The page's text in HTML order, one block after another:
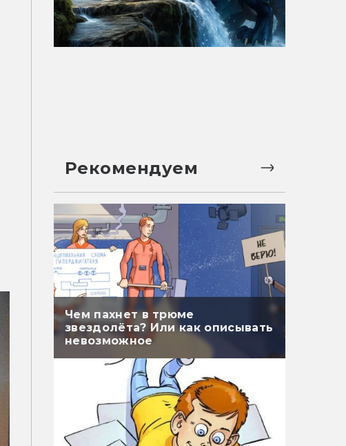
Рекомендуем
Чем пахнет в трюме
звездолёта? Или как описывать
невозможное